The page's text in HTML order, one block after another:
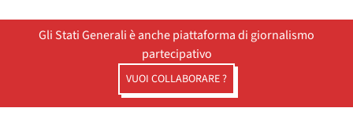
Gli Stati Generali è anche piattaforma di giornalismo
partecipativo
VUOI COLLABORARE ?